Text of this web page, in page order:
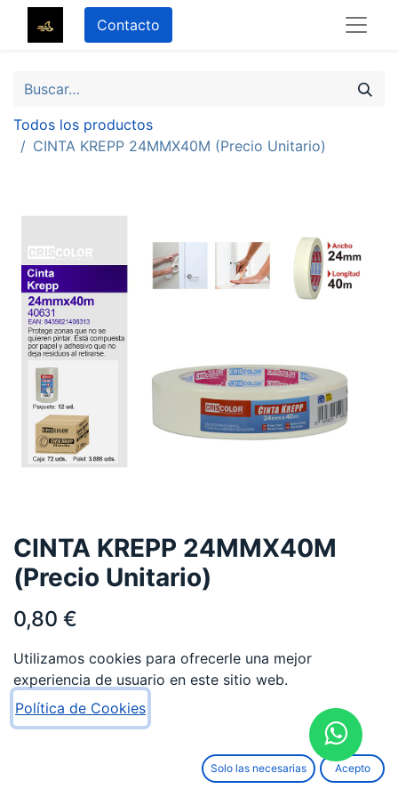
Contacto
Todos los productos
CINTA KREPP 24MMX40M (Precio Unitario)
CINTA KREPP 24MMX40M
(Precio Unitario)
0,80 €
AÑADIR AL CARRITO
Utilizamos cookies para ofrecerle una mejor
experiencia de usuario en este sitio web.
Política de Cookies
Solo las necesarias Acepto